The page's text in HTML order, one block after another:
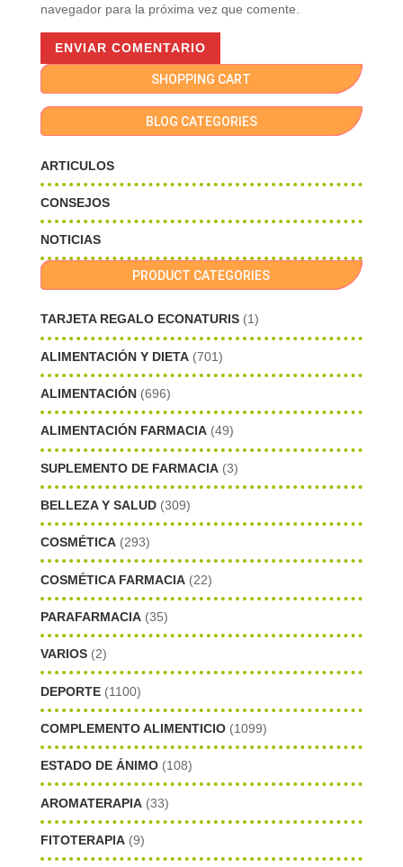
navegador para la próxima vez que comente.
SHOPPING CART
BLOG CATEGORIES
ARTICULOS
CONSEJOS
NOTICIAS
PRODUCT CATEGORIES
TARJETA REGALO ECONATURIS (1)
ALIMENTACIÓN Y DIETA (701)
ALIMENTACIÓN (696)
ALIMENTACIÓN FARMACIA (49)
SUPLEMENTO DE FARMACIA (3)
BELLEZA Y SALUD (309)
COSMÉTICA (293)
COSMÉTICA FARMACIA (22)
PARAFARMACIA (35)
VARIOS (2)
DEPORTE (1100)
COMPLEMENTO ALIMENTICIO (1099)
ESTADO DE ÁNIMO (108)
AROMATERAPIA (33)
FITOTERAPIA (9)